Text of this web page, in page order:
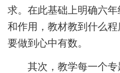
求。在此基础上明确六
和作用，教材教到什么
要做到心中有数。
其次，教学每一个专